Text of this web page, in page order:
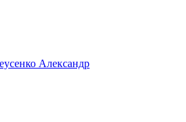
Александр